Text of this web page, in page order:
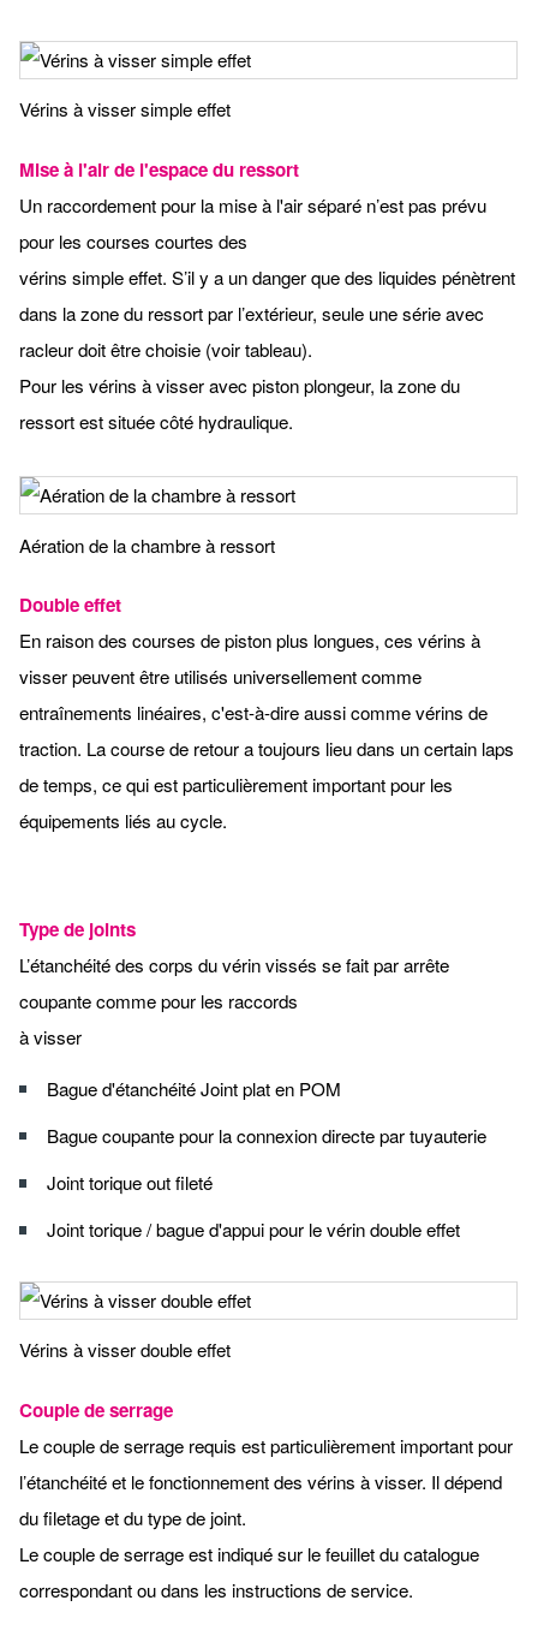
Vérins à visser simple effet
Mise à l'air de l'espace du ressort
Un raccordement pour la mise à l'air séparé n’est pas prévu
pour les courses courtes des
vérins simple effet. S’il y a un danger que des liquides pénètrent
dans la zone du ressort par l’extérieur, seule une série avec
racleur doit être choisie (voir tableau).
Pour les vérins à visser avec piston plongeur, la zone du
ressort est située côté hydraulique.
Aération de la chambre à ressort
Double effet
En raison des courses de piston plus longues, ces vérins à
visser peuvent être utilisés universellement comme
entraînements linéaires, c'est-à-dire aussi comme vérins de
traction. La course de retour a toujours lieu dans un certain laps
de temps, ce qui est particulièrement important pour les
équipements liés au cycle.
Type de joints
L’étanchéité des corps du vérin vissés se fait par arrête
coupante comme pour les raccords
à visser
Bague d'étanchéité Joint plat en POM
Bague coupante pour la connexion directe par tuyauterie
Joint torique out fileté
Joint torique / bague d'appui pour le vérin double effet
Vérins à visser double effet
Couple de serrage
Le couple de serrage requis est particulièrement important pour
l’étanchéité et le fonctionnement des vérins à visser. Il dépend
du filetage et du type de joint.
Le couple de serrage est indiqué sur le feuillet du catalogue
correspondant ou dans les instructions de service.